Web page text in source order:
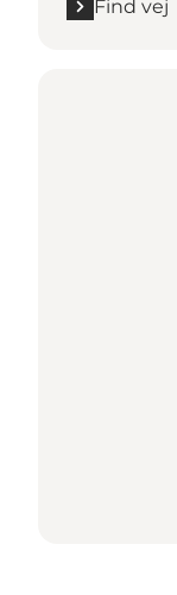
Find vej